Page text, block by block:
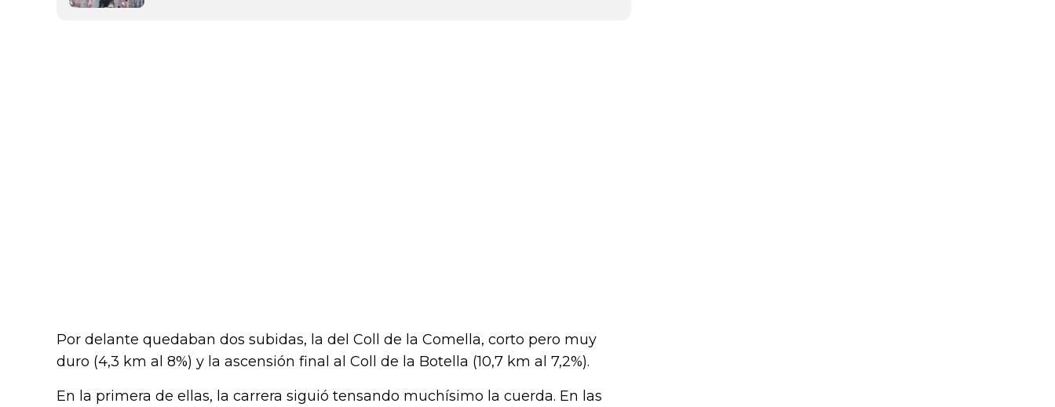
Por delante quedaban dos subidas, la del Coll de la Comella, corto pero muy
duro (4,3 km al 8%) y la ascensión final al Coll de la Botella (10,7 km al 7,2%).
En la primera de ellas, la carrera siguió tensando muchísimo la cuerda. En las